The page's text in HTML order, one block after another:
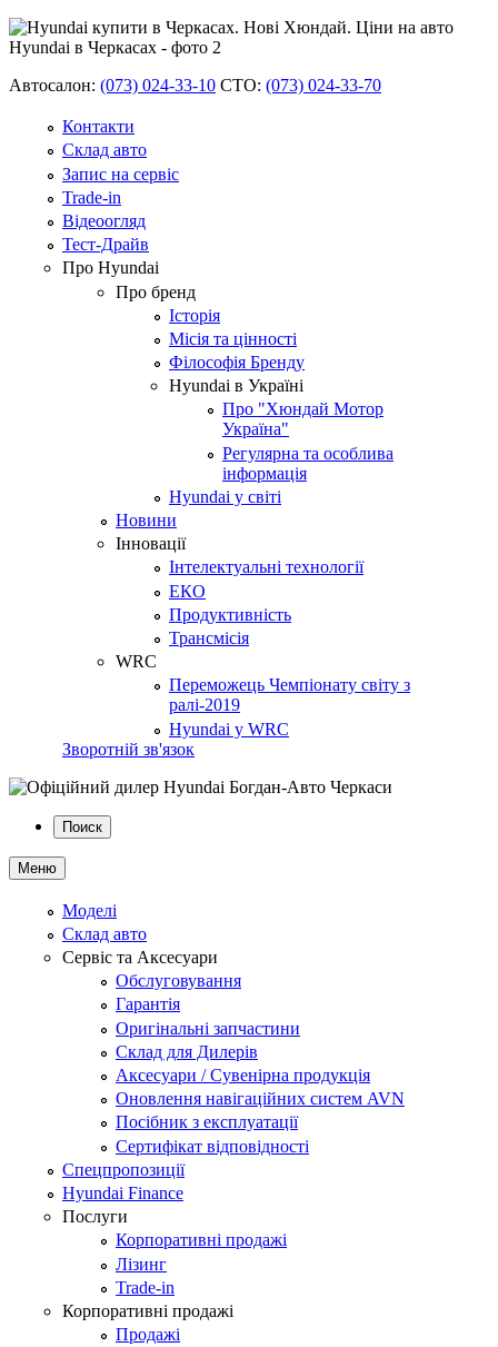
Автосалон: (073) 024-33-10 СТО: (073) 024-33-70
Контакти
Склад авто
Запис на сервіс
Trade-in
Відеоогляд
Тест-Драйв
Про Hyundai
Про бренд
Історія
Місія та цінності
Філософія Бренду
Hyundai в Україні
Про "Хюндай Мотор
Україна"
Регулярна та особлива
інформація
Hyundai у світі
Новини
Інновації
Інтелектуальні технології
ЕКО
Продуктивність
Трансмісія
WRC
Переможець Чемпіонату світу з
ралі-2019
Hyundai у WRC
Зворотній зв'язок
Поиск
Меню
Моделі
Склад авто
Сервіс та Аксесуари
Обслуговування
Гарантія
Оригінальні запчастини
Склад для Дилерів
Аксесуари / Сувенірна продукція
Оновлення навігаційних систем AVN
Посібник з експлуатації
Сертифікат відповідності
Спецпропозиції
Hyundai Finance
Послуги
Корпоративні продажі
Лізинг
Trade-in
Корпоративні продажі
Продажі